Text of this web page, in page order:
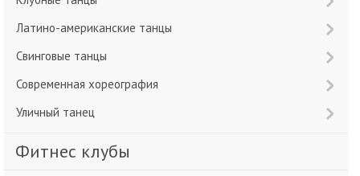
Латино-американские танцы
Свинговые танцы
Современная хореография
Уличный танец
Фитнес клубы